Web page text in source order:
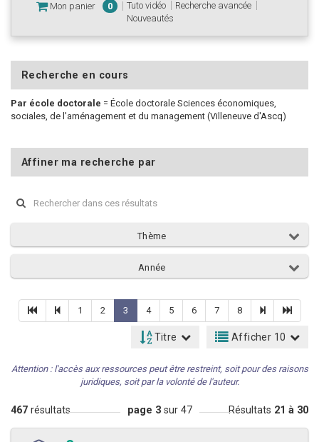
Mon panier 0 Tuto vidéo
Recherche avancée
Nouveautés
Recherche en cours
Par école doctorale = École doctorale Sciences économiques,
sociales, de l'aménagement et du management (Villeneuve d'Ascq)
Affiner ma recherche par
Thème
Année
1 2 3 4 5 6 7 8
Titre Afficher 10
Attention : l'accès aux ressources peut être restreint, soit pour des raisons
juridiques, soit par la volonté de l'auteur.
467 résultats page 3 sur 47 Résultats 21 à 30